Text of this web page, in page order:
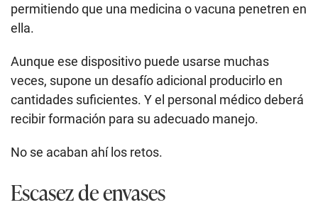
permitiendo que una medicina o vacuna penetren en
ella.
Aunque ese dispositivo puede usarse muchas
veces, supone un desafío adicional producirlo en
cantidades suficientes. Y el personal médico deberá
recibir formación para su adecuado manejo.
No se acaban ahí los retos.
Escasez de envases